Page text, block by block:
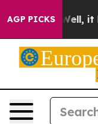
AGP PICKS
Well, it Didn’t